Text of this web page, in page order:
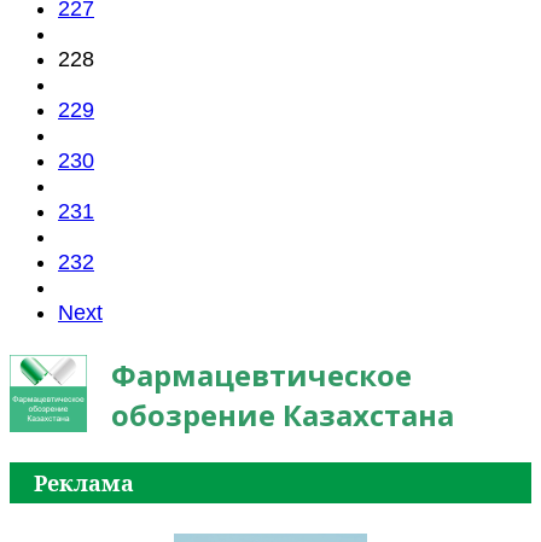
227
228
229
230
231
232
Next
Фармацевтическое
обозрение Казахстана
Реклама